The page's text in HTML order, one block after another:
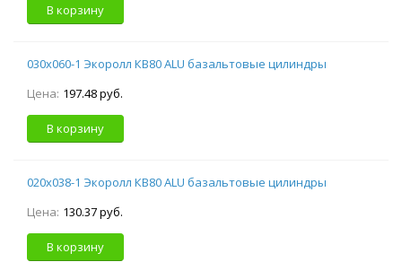
В корзину
030х060-1 Экоролл КВ80 ALU базальтовые цилиндры
Цена: 197.48 руб.
В корзину
020х038-1 Экоролл КВ80 ALU базальтовые цилиндры
Цена: 130.37 руб.
В корзину